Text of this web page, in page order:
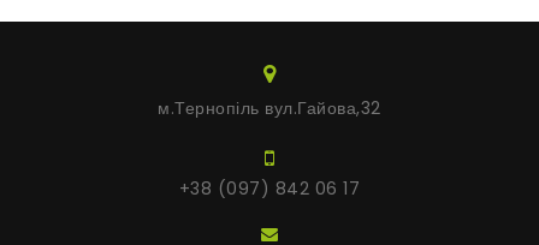
м.Тернопіль вул.Гайова,32
+38 (097) 842 06 17